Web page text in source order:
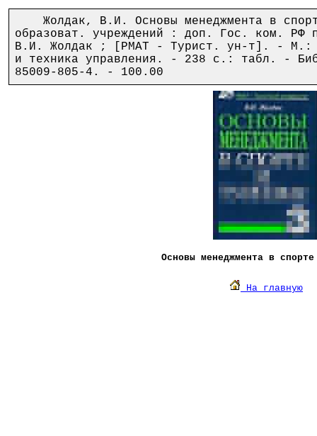
Жолдак, В.И. Основы менеджмента в
образоват. учреждений : доп. Гос. ком. РФ
В.И. Жолдак ; [РМАТ - Турист. ун-т]. - М.:
и техника управления. - 238 с.: табл. -
85009-805-4. - 100.00
Основы менеджмента в
На главную